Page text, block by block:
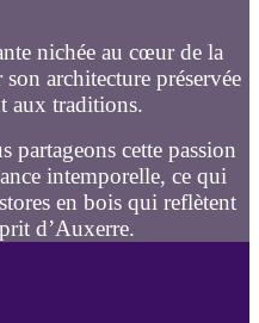
nichée au cœur de la
architecture préservée
aux traditions.
partageons cette passion
intemporelle, ce qui
en bois qui reflètent
d’Auxerre.